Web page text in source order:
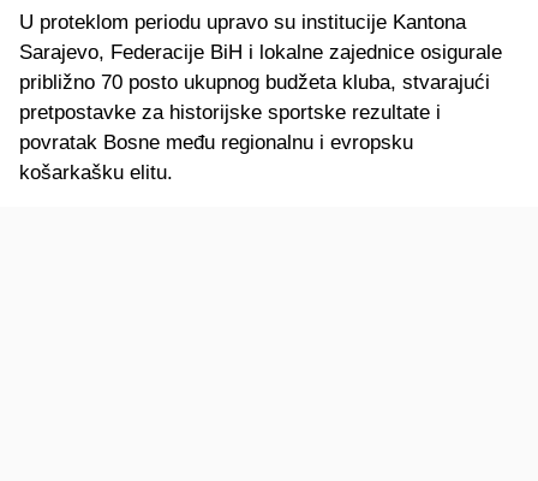
U proteklom periodu upravo su institucije Kantona
Sarajevo, Federacije BiH i lokalne zajednice osigurale
približno 70 posto ukupnog budžeta kluba, stvarajući
pretpostavke za historijske sportske rezultate i
povratak Bosne među regionalnu i evropsku
košarkašku elitu.